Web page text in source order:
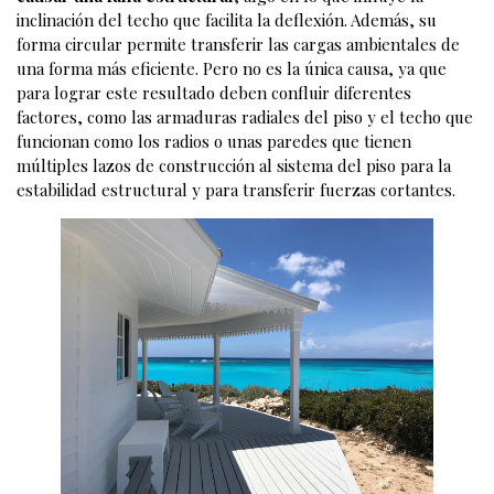
inclinación del techo que facilita la deflexión. Además, su
forma circular permite transferir las cargas ambientales de
una forma más eficiente. Pero no es la única causa, ya que
para lograr este resultado deben confluir diferentes
factores, como las armaduras radiales del piso y el techo que
funcionan como los radios o unas paredes que tienen
múltiples lazos de construcción al sistema del piso para la
estabilidad estructural y para transferir fuerzas cortantes.